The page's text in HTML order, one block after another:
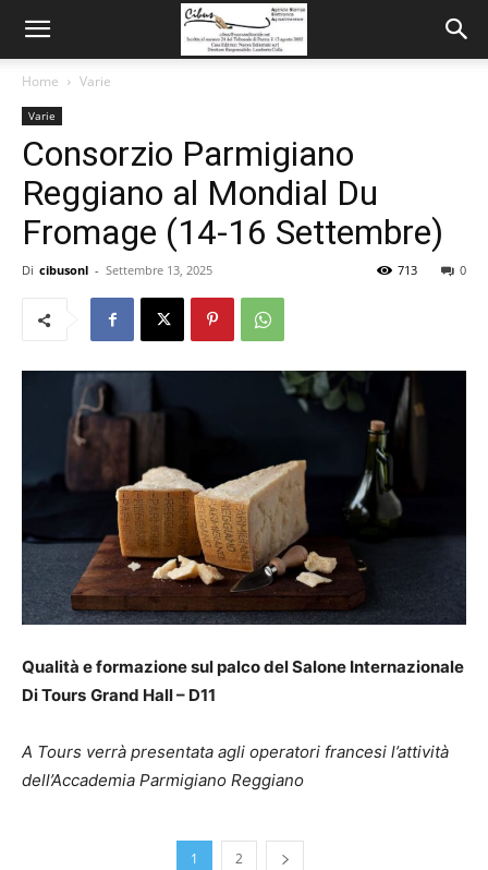
Home Varie
Varie
Consorzio Parmigiano
Reggiano al Mondial Du
Fromage (14-16 Settembre)
Di cibusonl - Settembre 13, 2025 0
713
Qualità e formazione sul palco del Salone Internazionale
Di Tours Grand Hall – D11
A Tours verrà presentata agli operatori francesi l’attività
dell’Accademia Parmigiano Reggiano
1 2